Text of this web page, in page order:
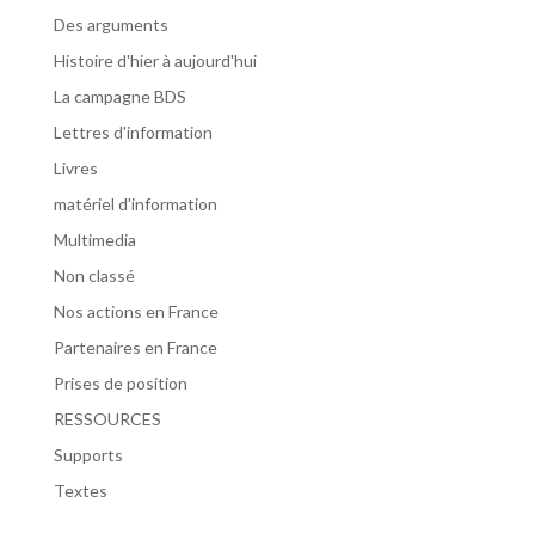
Des arguments
Histoire d'hier à aujourd'hui
La campagne BDS
Lettres d'information
Livres
matériel d'information
Multimedia
Non classé
Nos actions en France
Partenaires en France
Prises de position
RESSOURCES
Supports
Textes